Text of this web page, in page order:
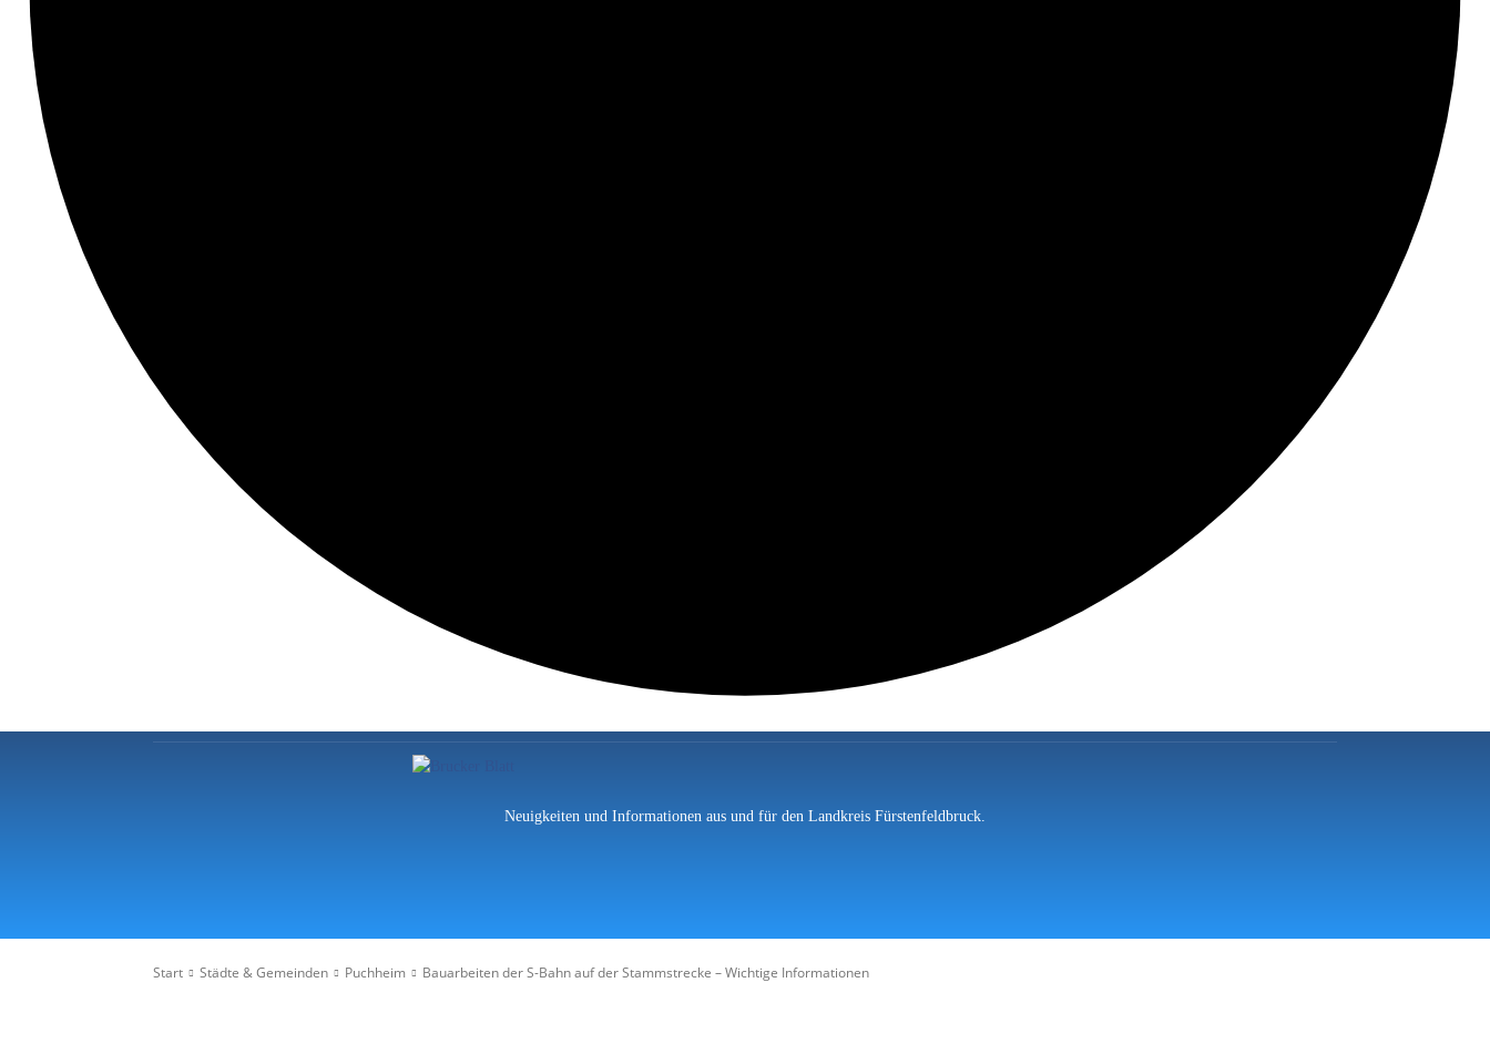
Neuigkeiten und Informationen aus und für den Landkreis Fürstenfeldbruck.
Start Städte & Gemeinden Puchheim Bauarbeiten der S-Bahn auf der Stammstrecke – Wichtige Informationen